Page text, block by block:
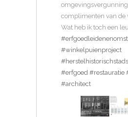
complimenten van de
Wat heb ik toch een
#winkelpuienproject
#erfgoed #restauratie
#architect